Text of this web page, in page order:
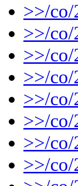
>>/co/
>>/co/
>>/co/
>>/co/
>>/co/
>>/
>>/co/
>>/co/